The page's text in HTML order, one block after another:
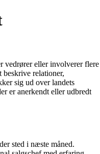
vedrører eller involverer flere
beskrive relationer,
sig ud over landets
er anerkendt eller udbredt
sted i næste måned.